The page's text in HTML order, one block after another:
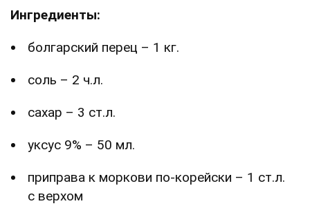
Ингредиенты:
болгарский перец – 1 кг.
соль – 2 ч.л.
сахар – 3 ст.л.
уксус 9% – 50 мл.
приправа к моркови по-корейски – 1 ст.л.
с верхом